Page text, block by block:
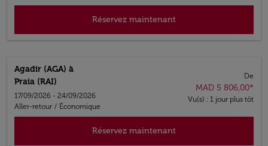
Réservez maintenant
Agadir (AGA) à
Praia (RAI)
17/09/2026 - 24/09/2026
Aller-retour / Économique
De
MAD 5 806,00*
Vu(s) : 1 jour plus tôt
Réservez maintenant